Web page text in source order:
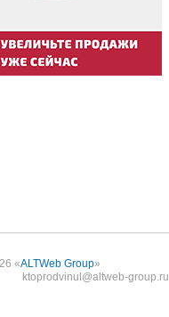
«ALTWeb Group»
ktoprodvinul@altweb-group.ru